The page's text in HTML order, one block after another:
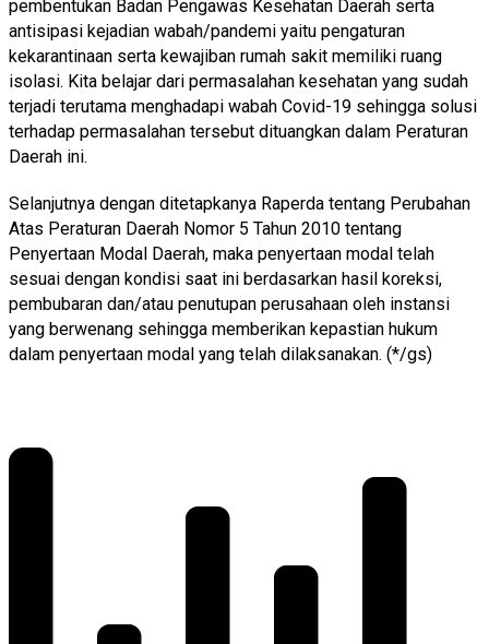
pembentukan Badan Pengawas Kesehatan Daerah serta
antisipasi kejadian wabah/pandemi yaitu pengaturan
kekarantinaan serta kewajiban rumah sakit memiliki ruang
isolasi. Kita belajar dari permasalahan kesehatan yang sudah
terjadi terutama menghadapi wabah Covid-19 sehingga solusi
terhadap permasalahan tersebut dituangkan dalam Peraturan
Daerah ini.
Selanjutnya dengan ditetapkanya Raperda tentang Perubahan
Atas Peraturan Daerah Nomor 5 Tahun 2010 tentang
Penyertaan Modal Daerah, maka penyertaan modal telah
sesuai dengan kondisi saat ini berdasarkan hasil koreksi,
pembubaran dan/atau penutupan perusahaan oleh instansi
yang berwenang sehingga memberikan kepastian hukum
dalam penyertaan modal yang telah dilaksanakan. (*/gs)